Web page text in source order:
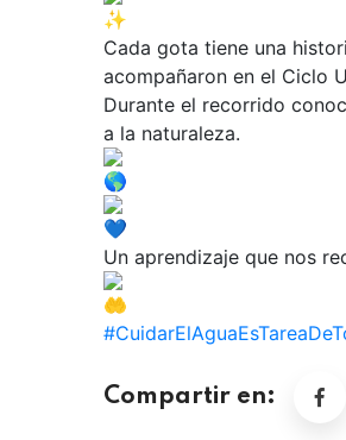
Cada gota tiene una
acompañaron en el Ciclo
Durante el recorrido
a la naturaleza.
Un aprendizaje que nos
Compartir en: